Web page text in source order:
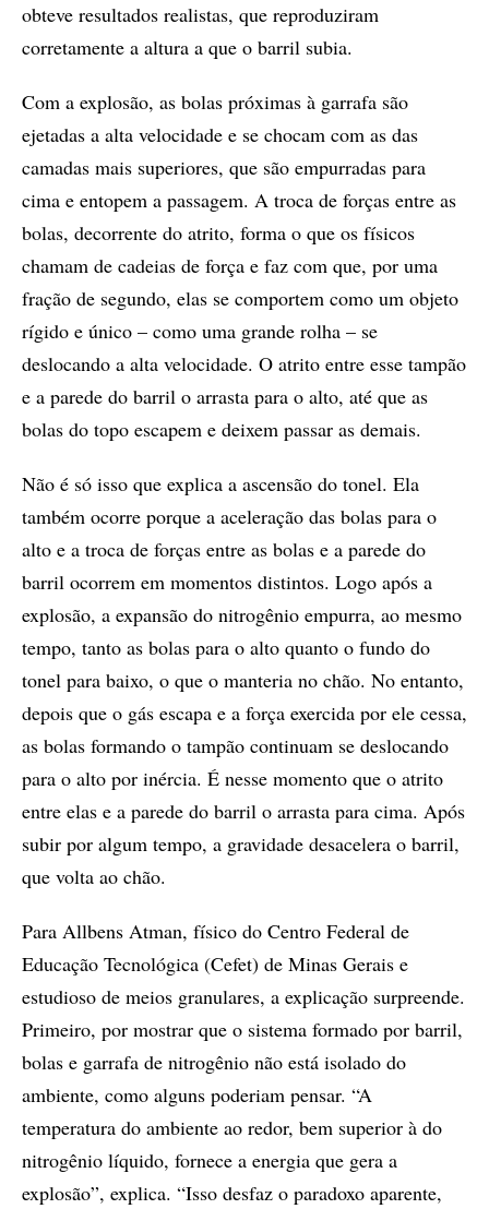
obteve resultados realistas, que reproduziram
corretamente a altura a que o barril subia.
Com a explosão, as bolas próximas à garrafa são
ejetadas a alta velocidade e se chocam com as das
camadas mais superiores, que são empurradas para
cima e entopem a passagem. A troca de forças entre as
bolas, decorrente do atrito, forma o que os físicos
chamam de cadeias de força e faz com que, por uma
fração de segundo, elas se comportem como um objeto
rígido e único – como uma grande rolha – se
deslocando a alta velocidade. O atrito entre esse tampão
e a parede do barril o arrasta para o alto, até que as
bolas do topo escapem e deixem passar as demais.
Não é só isso que explica a ascensão do tonel. Ela
também ocorre porque a aceleração das bolas para o
alto e a troca de forças entre as bolas e a parede do
barril ocorrem em momentos distintos. Logo após a
explosão, a expansão do nitrogênio empurra, ao mesmo
tempo, tanto as bolas para o alto quanto o fundo do
tonel para baixo, o que o manteria no chão. No entanto,
depois que o gás escapa e a força exercida por ele cessa,
as bolas formando o tampão continuam se deslocando
para o alto por inércia. É nesse momento que o atrito
entre elas e a parede do barril o arrasta para cima. Após
subir por algum tempo, a gravidade desacelera o barril,
que volta ao chão.
Para Allbens Atman, físico do Centro Federal de
Educação Tecnológica (Cefet) de Minas Gerais e
estudioso de meios granulares, a explicação surpreende.
Primeiro, por mostrar que o sistema formado por barril,
bolas e garrafa de nitrogênio não está isolado do
ambiente, como alguns poderiam pensar. “A
temperatura do ambiente ao redor, bem superior à do
nitrogênio líquido, fornece a energia que gera a
explosão”, explica. “Isso desfaz o paradoxo aparente,